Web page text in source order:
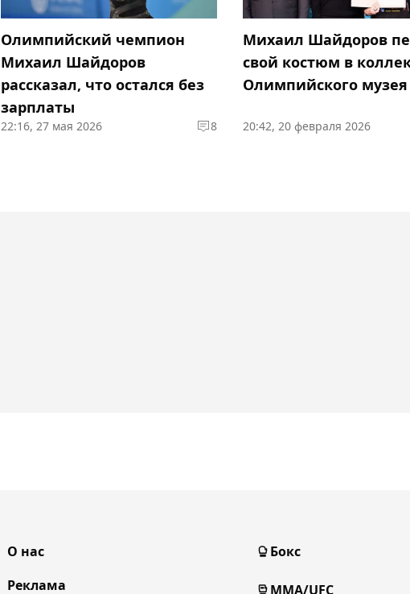
Олимпийский чемпион
Михаил Шайдоров
рассказал, что остался без
зарплаты
22:16, 27 мая 2026 8
Михаил Шайдоров
свой костюм в
Олимпийского музея
20:42, 20 февраля 2026
О нас
Реклама
Бокс
MMA/UFC